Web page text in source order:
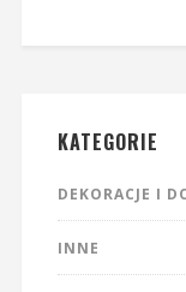
KATEGORIE
DEKORACJE I
INNE